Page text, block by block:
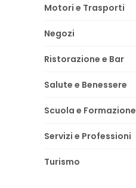
Motori e Trasporti
Negozi
Ristorazione e Bar
Salute e Benessere
Scuola e Formazione
Servizi e Professioni
Turismo